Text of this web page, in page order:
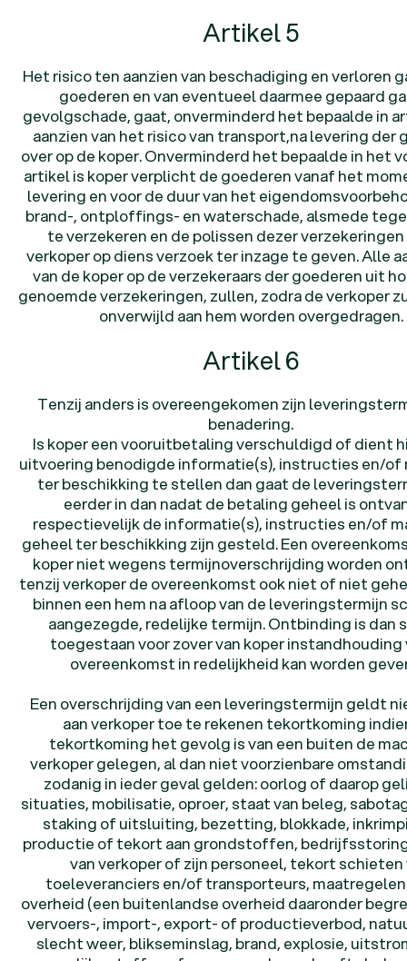
Artikel 5
Het risico ten aanzien van beschadiging en verloren
goederen en van eventueel daarmee gepaard
gevolgschade, gaat, onverminderd het bepaalde in
aanzien van het risico van transport,na levering der
over op de koper. Onverminderd het bepaalde in het
artikel is koper verplicht de goederen vanaf het
levering en voor de duur van het
brand-, ontploffings- en waterschade, alsmede
te verzekeren en de polissen dezer verzekeringen
verkoper op diens verzoek ter inzage te geven. Alle
van de koper op de verzekeraars der goederen uit
genoemde verzekeringen, zullen, zodra de verkoper
onverwijld aan hem worden overgedragen.
Artikel 6
Tenzij anders is overeengekomen zijn
benadering.
Is koper een vooruitbetaling verschuldigd of dient
uitvoering benodigde informatie(s), instructies en/of
ter beschikking te stellen dan gaat de
eerder in dan nadat de betaling geheel is
respectievelijk de informatie(s), instructies en/of
geheel ter beschikking zijn gesteld. Een
koper niet wegens termijnoverschrijding worden
tenzij verkoper de overeenkomst ook niet of niet
binnen een hem na afloop van de leveringstermijn
aangezegde, redelijke termijn. Ontbinding is dan
toegestaan voor zover van koper instandhouding
overeenkomst in redelijkheid kan worden
Een overschrijding van een leveringstermijn geldt
aan verkoper toe te rekenen tekortkoming
tekortkoming het gevolg is van een buiten de
verkoper gelegen, al dan niet voorzienbare
zodanig in ieder geval gelden: oorlog of daarop
situaties, mobilisatie, oproer, staat van beleg,
staking of uitsluiting, bezetting, blokkade,
productie of tekort aan grondstoffen,
van verkoper of zijn personeel, tekort schieten
toeleveranciers en/of transporteurs,
overheid (een buitenlandse overheid daaronder
vervoers-, import-, export- of productieverbod,
slecht weer, blikseminslag, brand, explosie,